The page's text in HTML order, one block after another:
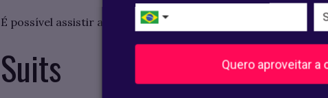
Quero aproveitar a
É possível assistir algumas temporadas no
Suits